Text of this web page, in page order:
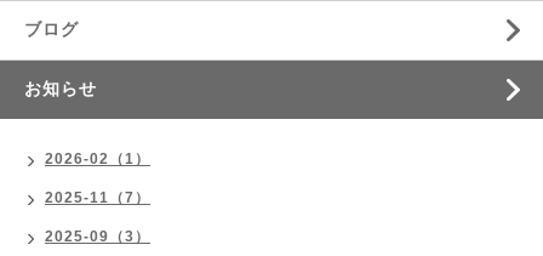
ブログ
お知らせ
2026-02（1）
2025-11（7）
2025-09（3）